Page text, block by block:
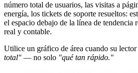
número total de usuarios, las visitas a
energía, los tickets de soporte resueltos:
el espacio debajo de la línea de tendencia
real y contable.
Utilice un gráfico de área cuando su lector
total" — no solo "qué tan rápido."